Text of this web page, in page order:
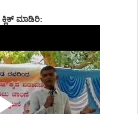
ಕ್ಲಿಕ್ ಮಾಡಿರಿ: